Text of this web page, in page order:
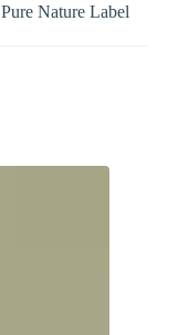
Pure Nature Label